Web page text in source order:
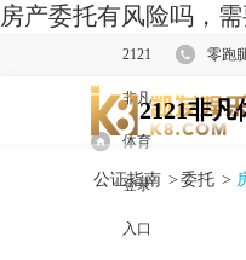
房产委托有风险吗，
2121
非凡
体育
登录
入口
零跑
2121非凡
公证指南 > 委托 >